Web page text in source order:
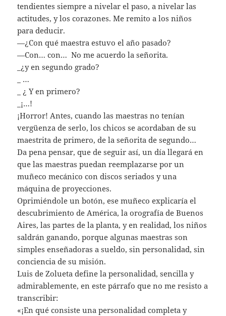
tendientes siempre a nivelar el paso, a nivelar las
actitudes, y los corazones. Me remito a los niños
para deducir.
—¿Con qué maestra estuvo el año pasado?
—Con… con… No me acuerdo la señorita.
_¿y en segundo grado?
_ …
_ ¿ Y en primero?
_¡…!
¡Horror! Antes, cuando las maestras no tenían
vergüenza de serlo, los chicos se acordaban de su
maestrita de primero, de la señorita de segundo…
Da pena pensar, que de seguir así, un día llegará en
que las maestras puedan reemplazarse por un
muñeco mecánico con discos seriados y una
máquina de proyecciones.
Oprimiéndole un botón, ese muñeco explicaría el
descubrimiento de América, la orografía de Buenos
Aires, las partes de la planta, y en realidad, los niños
saldrán ganando, porque algunas maestras son
simples enseñadoras a sueldo, sin personalidad, sin
conciencia de su misión.
Luis de Zolueta define la personalidad, sencilla y
admirablemente, en este párrafo que no me resisto a
transcribir:
«¡En qué consiste una personalidad completa y